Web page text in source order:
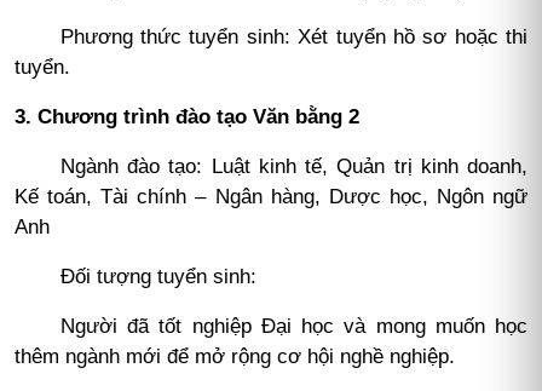
Phương thức tuyển sinh: Xét tuyển hồ sơ hoặc thi
tuyển.
3. Chương trình đào tạo Văn bằng 2
Ngành đào tạo: Luật kinh tế, Quản trị kinh doanh,
Kế toán, Tài chính – Ngân hàng, Dược học, Ngôn ngữ
Anh
Đối tượng tuyển sinh:
Người đã tốt nghiệp Đại học và mong muốn học
thêm ngành mới để mở rộng cơ hội nghề nghiệp.